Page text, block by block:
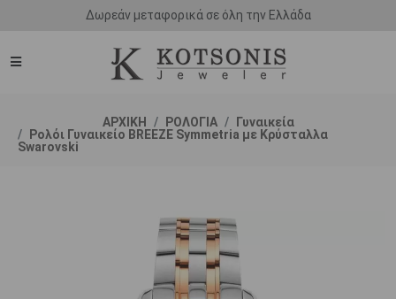
Άμεση παράδοση - Δικαίωμα επιστροφής
ΑΡΧΙΚΗ ΡΟΛΟΓΙΑ
Γυναικεία
Ρολόι Γυναικείο BREEZE Symmetria με Κρύσταλλα
Swarovski